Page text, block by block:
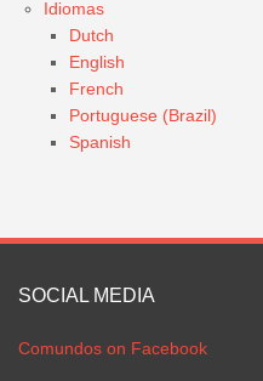
Idiomas
Dutch
English
French
Portuguese (Brazil)
Spanish
SOCIAL MEDIA
Comundos on Facebook